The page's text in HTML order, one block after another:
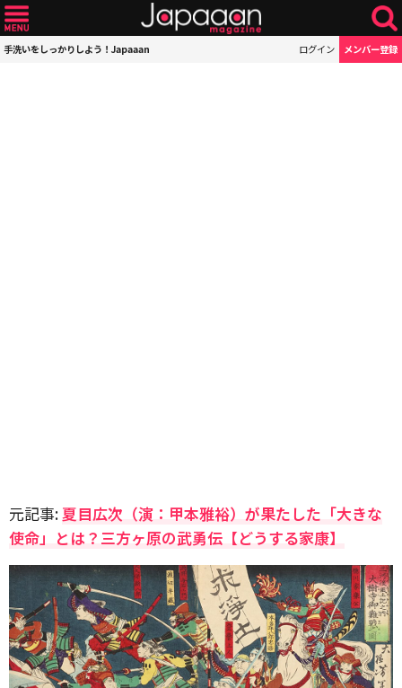
手洗いをしっかりしよう！Japaaan ログイン メンバー登録
元記事:夏目広次（演：甲本雅裕）が果たした「大きな
使命」とは？三方ヶ原の武勇伝【どうする家康】